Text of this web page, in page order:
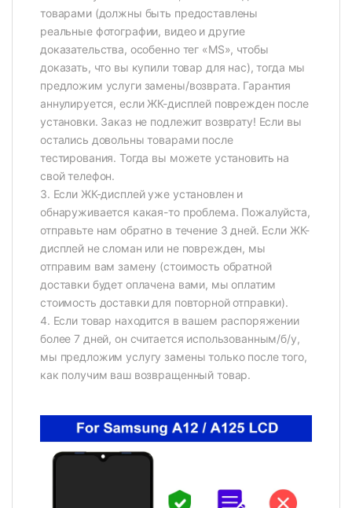
товарами (должны быть предоставлены
реальные фотографии, видео и другие
доказательства, особенно тег «MS», чтобы
доказать, что вы купили товар для нас), тогда мы
предложим услуги замены/возврата. Гарантия
аннулируется, если ЖК-дисплей поврежден после
установки. Заказ не подлежит возврату! Если вы
остались довольны товарами после
тестирования. Тогда вы можете установить на
свой телефон.
3. Если ЖК-дисплей уже установлен и
обнаруживается какая-то проблема. Пожалуйста,
отправьте нам обратно в течение 3 дней. Если ЖК-
дисплей не сломан или не поврежден, мы
отправим вам замену (стоимость обратной
доставки будет оплачена вами, мы оплатим
стоимость доставки для повторной отправки).
4. Если товар находится в вашем распоряжении
более 7 дней, он считается использованным/б/у,
мы предложим услугу замены только после того,
как получим ваш возвращенный товар.